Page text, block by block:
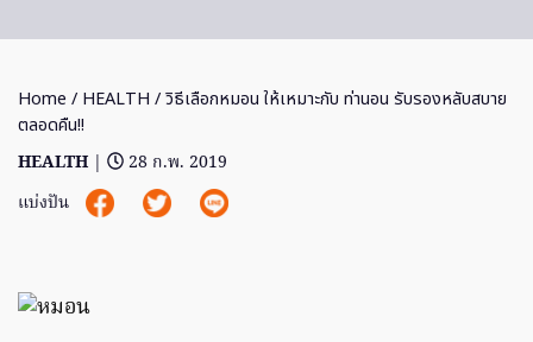
Home / HEALTH / วิธีเลือกหมอน ให้เหมาะกับ ท่านอน รับรองหลับสบาย
ตลอดคืน!!
HEALTH |
28 ก.พ. 2019
แบ่งปัน